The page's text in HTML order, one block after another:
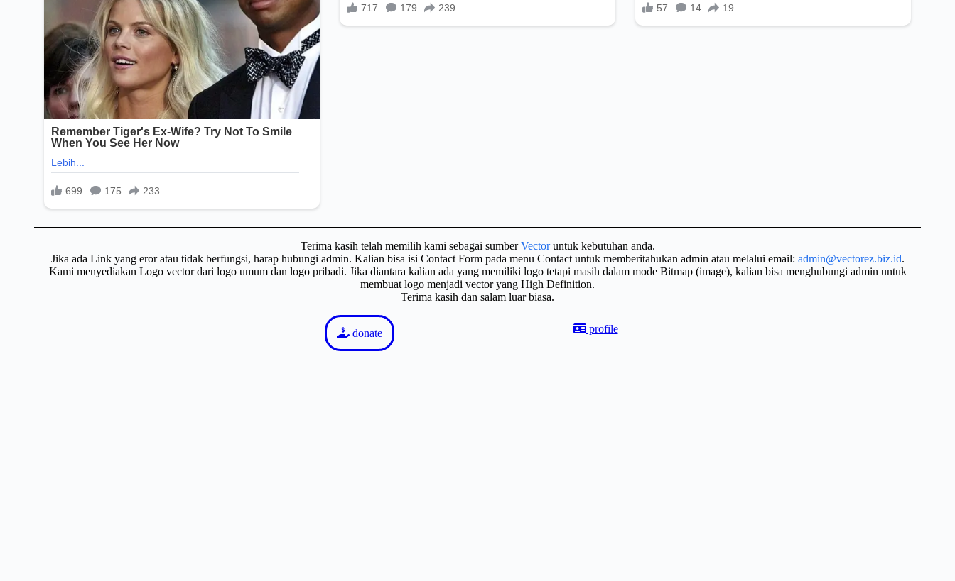
Terima kasih telah memilih kami sebagai sumberVectoruntuk kebutuhan anda.
Jika ada Link yang eror atau tidak berfungsi, harap hubungi admin. Kalian bisa isi Contact Form pada menu Contact untuk memberitahukan admin atau melalui email: admin@vectorez.biz.id.
Kami menyediakan Logo vector dari logo umum dan logo pribadi. Jika diantara kalian ada yang memiliki logo tetapi masih dalam mode Bitmap (image), kalian bisa menghubungi admin untuk
membuat logo menjadi vector yang High Definition.
Terima kasih dan salam luar biasa.
donate profile